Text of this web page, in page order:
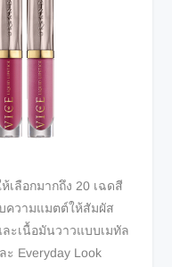
ห้เลือกมากถึง 20 เฉดสี
ความแมตต์ให้สัมผัส
ะเนื้อมันวาวแบบเมทัล
Everyday Look